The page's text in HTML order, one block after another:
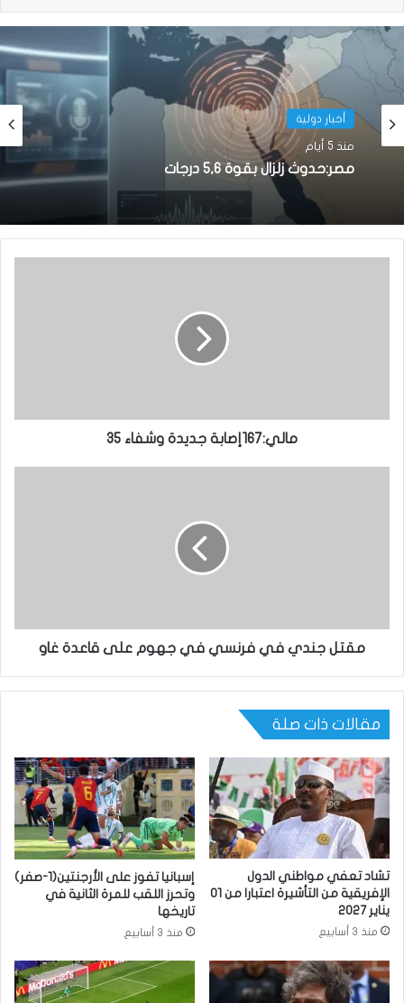
أخبار دولية
منذ 5 أيام
مصر:حدوث زلزال بقوة 5,6 درجات
مالي:167إصابة جديدة وشفاء 35
مقتل جندي في فرنسي في جهوم على قاعدة غاو
مقالات ذات صلة
تشاد تعفي مواطني الدول
الإفريقية من التأشيرة اعتبارا من 01
يناير 2027
منذ 3 أسابيع
إسبانيا تفوز على الأرجنتين(1-صفر)
وتحرز اللقب للمرة الثانية في
تاريخها
منذ 3 أسابيع